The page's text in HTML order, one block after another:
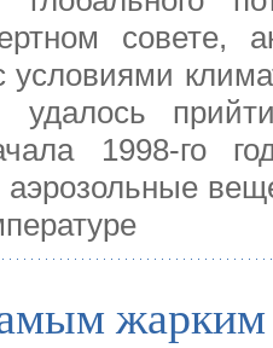
совете,
условиями
удалось
1998-го
аэрозольные
жарким